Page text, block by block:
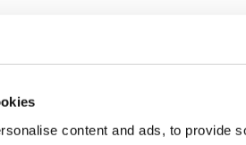
content and ads, to provide